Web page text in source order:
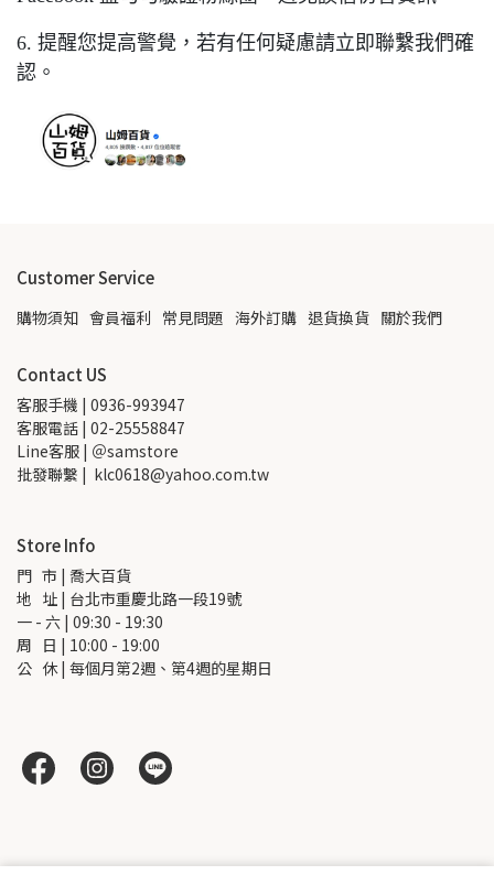
6. 提醒您提高警覺，若有任何疑慮請立即聯繫我們確
認。
Customer Service
購物須知 會員福利 常見問題 海外訂購 退貨換貨 關於我們
Contact US
客服手機 | 0936-993947
客服電話 | 02-25558847
Line客服 | ＠samstore
批發聯繫 |  klc0618@yahoo.com.tw
Store Info
門   市 | 喬大百貨
地   址 | 台北市重慶北路一段19號
一 - 六 | 09:30 - 19:30
周   日 | 10:00 - 19:00
公   休 | 每個月第2週、第4週的星期日